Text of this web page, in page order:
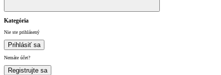
Kategória
Nie ste prihlásený
Prihlásiť sa
Nemáte účet?
Registrujte sa